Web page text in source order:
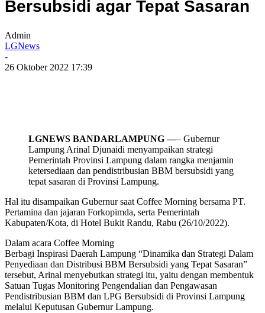
Bersubsidi agar Tepat Sasaran
Admin
LGNews
-
26 Oktober 2022 17:39
LGNEWS BANDARLAMPUNG —– Gubernur
Lampung Arinal Djunaidi menyampaikan strategi
Pemerintah Provinsi Lampung dalam rangka menjamin
ketersediaan dan pendistribusian BBM bersubsidi yang
tepat sasaran di Provinsi Lampung.
Hal itu disampaikan Gubernur saat Coffee Morning bersama PT.
Pertamina dan jajaran Forkopimda, serta Pemerintah
Kabupaten/Kota, di Hotel Bukit Randu, Rabu (26/10/2022).
Dalam acara Coffee Morning
Berbagi Inspirasi Daerah Lampung “Dinamika dan Strategi Dalam
Penyediaan dan Distribusi BBM Bersubsidi yang Tepat Sasaran”
tersebut, Arinal menyebutkan strategi itu, yaitu dengan membentuk
Satuan Tugas Monitoring Pengendalian dan Pengawasan
Pendistribusian BBM dan LPG Bersubsidi di Provinsi Lampung
melalui Keputusan Gubernur Lampung.